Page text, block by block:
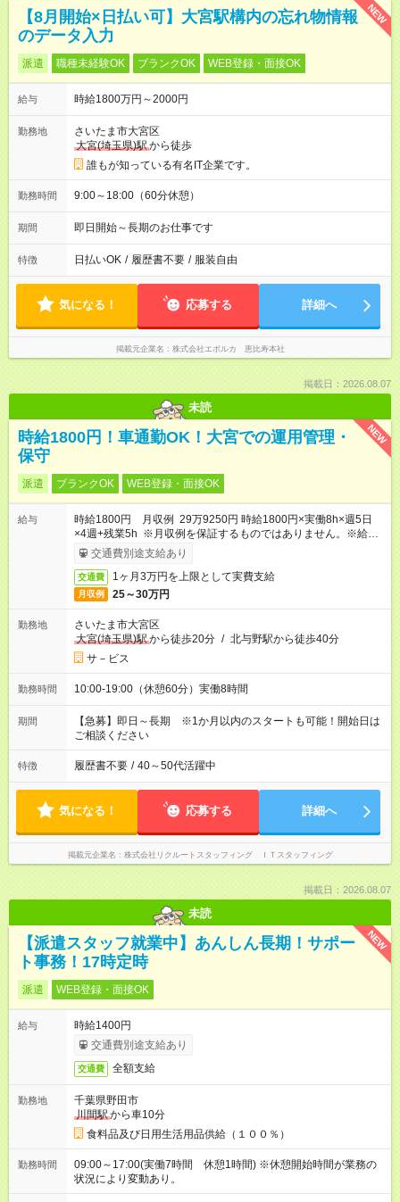
NEW
【8月開始×日払い可】大宮駅構内の忘れ物情報
のデータ入力
派遣 職種未経験OK ブランクOK WEB登録・面接OK
給与 時給1800万円～2000円
勤務地
さいたま市大宮区
大宮(埼玉県)駅から徒歩
誰もが知っている有名IT企業です。
勤務時間 9:00～18:00（60分休憩）
期間 即日開始～長期のお仕事です
特徴 日払いOK / 履歴書不要 / 服装自由
気になる！ 応募する 詳細へ
掲載元企業名 株式会社エボルカ 恵比寿本社
掲載日：2026.08.07
未読
NEW
時給1800円！車通勤OK！大宮での運用管理・
保守
派遣 ブランクOK WEB登録・面接OK
給与
時給1800円 月収例 29万9250円 時給1800円×実働8h×週5日
×4週+残業5h ※月収例を保証するものではありません。※給与
即受取りサービス利用可（利用条件有）
交通費別途支給あり
交通費 1ヶ月3万円を上限として実費支給
月収例 25～30万円
勤務地
さいたま市大宮区
大宮(埼玉県)駅から徒歩20分 / 北与野駅から徒歩40分
サ－ビス
勤務時間 10:00-19:00（休憩60分）実働8時間
期間
【急募】即日～長期 ※1か月以内のスタートも可能！開始日は
ご相談ください
特徴 履歴書不要 / 40～50代活躍中
気になる！ 応募する 詳細へ
掲載元企業名 株式会社リクルートスタッフィング ＩＴスタッフィング
掲載日：2026.08.07
未読
NEW
【派遣スタッフ就業中】あんしん長期！サポー
ト事務！17時定時
派遣 WEB登録・面接OK
給与
時給1400円
交通費別途支給あり
交通費 全額支給
勤務地
千葉県野田市
川間駅から車10分
食料品及び日用生活用品供給（１００％）
勤務時間
09:00～17:00(実働7時間 休憩1時間) ※休憩開始時間が業務の
状況により変動あり。